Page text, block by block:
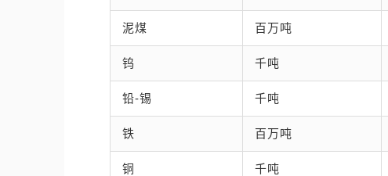
泥煤 百万吨
钨 千吨
铅-锡 千吨
铁 百万吨
铜 千吨